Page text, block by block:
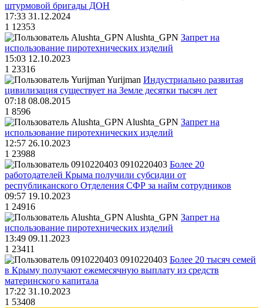
штурмовой бригады ДОН
17:33 31.12.2024
1 12353
Alushta_GPN Запрет на
использование пиротехнических изделий
15:03 12.10.2023
1 23316
Yurijman Индустриально развитая
цивилизация существует на Земле десятки тысяч лет
07:18 08.08.2015
1 8596
Alushta_GPN Запрет на
использование пиротехнических изделий
12:57 26.10.2023
1 23988
0910220403 Более 20
работодателей Крыма получили субсидии от
республиканского Отделения СФР за найм сотрудников
09:57 19.10.2023
1 24916
Alushta_GPN Запрет на
использование пиротехнических изделий
13:49 09.11.2023
1 23411
0910220403 Более 20 тысяч семей
в Крыму получают ежемесячную выплату из средств
материнского капитала
17:22 31.10.2023
1 53408